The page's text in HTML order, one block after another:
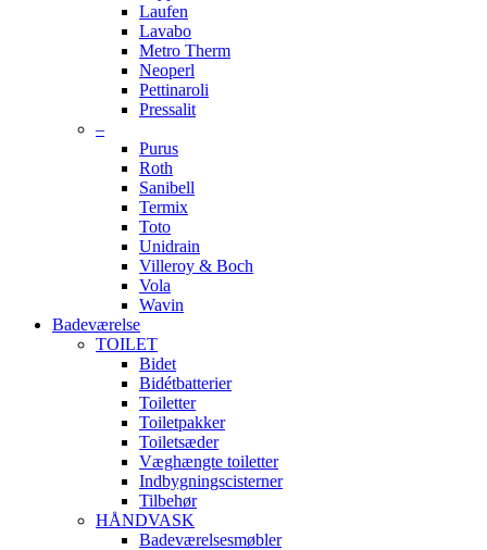
Laufen
Lavabo
Metro Therm
Neoperl
Pettinaroli
Pressalit
–
Purus
Roth
Sanibell
Termix
Toto
Unidrain
Villeroy & Boch
Vola
Wavin
Badeværelse
TOILET
Bidet
Bidétbatterier
Toiletter
Toiletpakker
Toiletsæder
Væghængte toiletter
Indbygningscisterner
Tilbehør
HÅNDVASK
Badeværelsesmøbler